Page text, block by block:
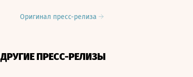
Оригинал пресс-релиза
ДРУГИЕ ПРЕСС-РЕЛИЗЫ